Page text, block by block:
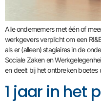
Alle ondernemers met één of
werkgevers verplicht om een
als er (alleen) stagiaires in de
Sociale Zaken en
en deelt bij het ontbreken boetes
1 jaar in het